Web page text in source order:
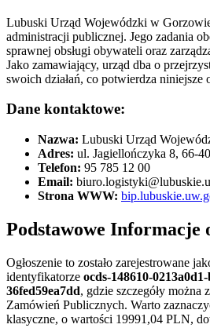
Lubuski Urząd Wojewódzki w
administracji publicznej. Jego zadania
sprawnej obsługi obywateli oraz
Jako zamawiający, urząd dba o
swoich działań, co potwierdza niniejsze
Dane kontaktowe:
Nazwa: Lubuski Urząd
Adres: ul. Jagiellończyka 8, 66-
Telefon: 95 785 12 00
Email:
Strona WWW:
Podstawowe Informacje
Ogłoszenie to zostało zarejestrowane
identyfikatorze ocds-148610-
36fed59ea7dd, gdzie szczegóły można
Zamówień Publicznych. Warto
klasyczne, o wartości 19991,04 PLN,